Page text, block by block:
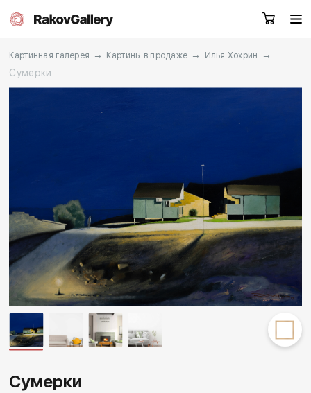
Художники
О нас Услуги
События Контакты
Другие проекты
Rakov
Картинная галерея → Картины в продаже → Илья Хохрин
→
Сумерки
Сумерки